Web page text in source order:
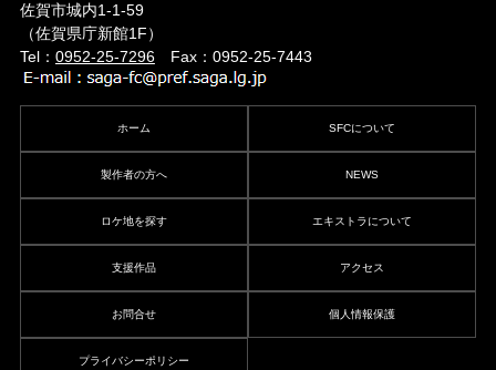
佐賀市城内1-1-59
（佐賀県庁新館1F）
Tel： 0952-25-7296Fax：0952-25-7443
ホーム SFCについて
製作者の方へ NEWS
ロケ地を探す エキストラについて
支援作品 アクセス
お問合せ 個人情報保護
プライバシーポリシー